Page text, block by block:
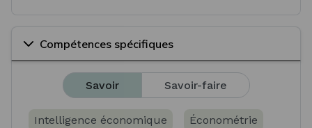
Compétences spécifiques
Savoir Savoir-faire
Intelligence économique Économétrie